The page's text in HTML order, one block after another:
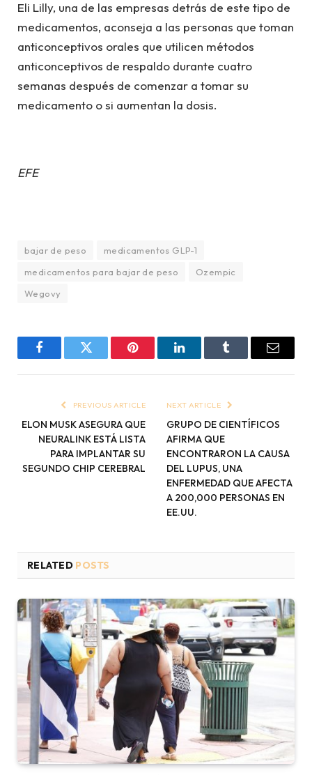
Eli Lilly, una de las empresas detrás de este tipo de
medicamentos, aconseja a las personas que toman
anticonceptivos orales que utilicen métodos
anticonceptivos de respaldo durante cuatro
semanas después de comenzar a tomar su
medicamento o si aumentan la dosis.
EFE
bajar de peso
medicamentos GLP-1
medicamentos para bajar de peso
Ozempic
Wegovy
FacebookTwitter Pinterest LinkedInTumblr Email
PREVIOUS ARTICLE
ELON MUSK ASEGURA QUE
NEURALINK ESTÁ LISTA
PARA IMPLANTAR SU
SEGUNDO CHIP CEREBRAL
NEXT ARTICLE
GRUPO DE CIENTÍFICOS
AFIRMA QUE
ENCONTRARON LA CAUSA
DEL LUPUS, UNA
ENFERMEDAD QUE AFECTA
A 200,000 PERSONAS EN
EE.UU.
RELATED POSTS